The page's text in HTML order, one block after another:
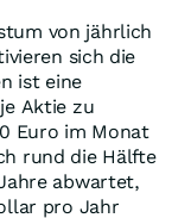
von jährlich
sich die
ist eine
Aktie zu
Euro im Monat
rund die Hälfte
abwartet,
pro Jahr